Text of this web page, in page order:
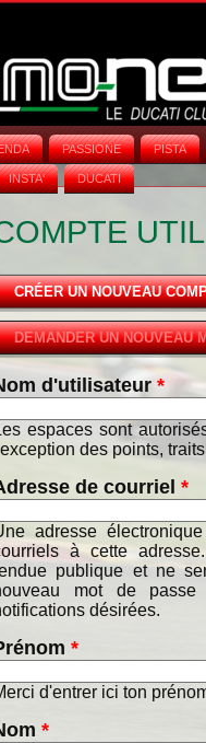
PASSIONE PISTA
INSTA‘ DUCATI
CRÉER UN NOUVEAU
DEMANDER UN NOUVEAU
d'utilisateur *
espaces sont
des points,
de courriel *
adresse
à cette
publique et ne
mot de
désirées.
*
d'entrer ici ton
*